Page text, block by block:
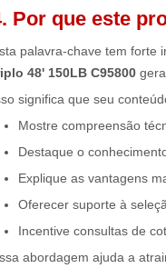
Por que este
palavra-chave tem forte
48' 150LB C95800
significa que seu
Mostre compreensão
Destaque o
Explique as vantagens
Oferecer suporte à
Incentive consultas de
abordagem ajuda a